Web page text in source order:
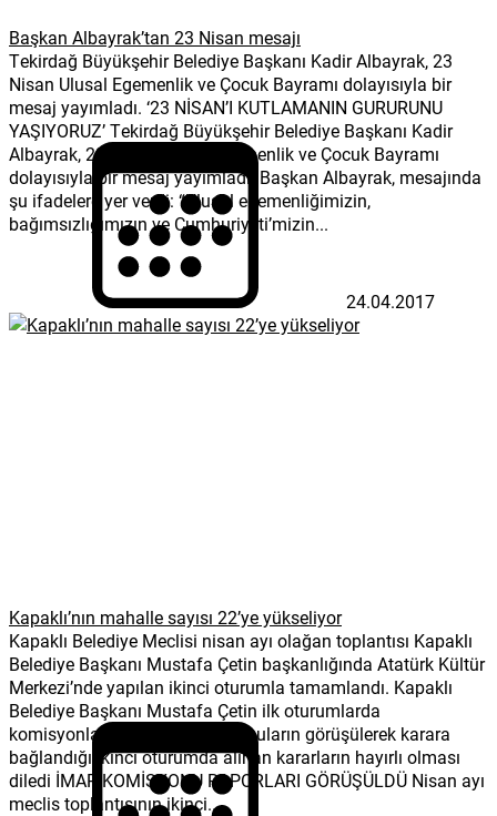
Başkan Albayrak’tan 23 Nisan mesajı
Tekirdağ Büyükşehir Belediye Başkanı Kadir Albayrak, 23
Nisan Ulusal Egemenlik ve Çocuk Bayramı dolayısıyla bir
mesaj yayımladı. ‘23 NİSAN’I KUTLAMANIN GURURUNU
YAŞIYORUZ’ Tekirdağ Büyükşehir Belediye Başkanı Kadir
Albayrak, 23 Nisan Ulusal Egemenlik ve Çocuk Bayramı
dolayısıyla bir mesaj yayımladı. Başkan Albayrak, mesajında
şu ifadelere yer verdi: “Ulusal egemenliğimizin,
bağımsızlığımızın ve Cumhuriyeti’mizin...
24.04.2017
Kapaklı’nın mahalle sayısı 22’ye yükseliyor
Kapaklı Belediye Meclisi nisan ayı olağan toplantısı Kapaklı
Belediye Başkanı Mustafa Çetin başkanlığında Atatürk Kültür
Merkezi’nde yapılan ikinci oturumla tamamlandı. Kapaklı
Belediye Başkanı Mustafa Çetin ilk oturumlarda
komisyonlara havale edilen konuların görüşülerek karara
bağlandığı ikinci oturumda alınan kararların hayırlı olması
diledi İMAR KOMİSYONU RAPORLARI GÖRÜŞÜLDÜ Nisan ayı
meclis toplantısının ikinci...